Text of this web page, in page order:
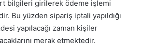
bilgileri girilerek ödeme işlemi
Bu yüzden sipariş iptali yapıldığı
yapılacağı zaman kişiler
merak etmektedir.